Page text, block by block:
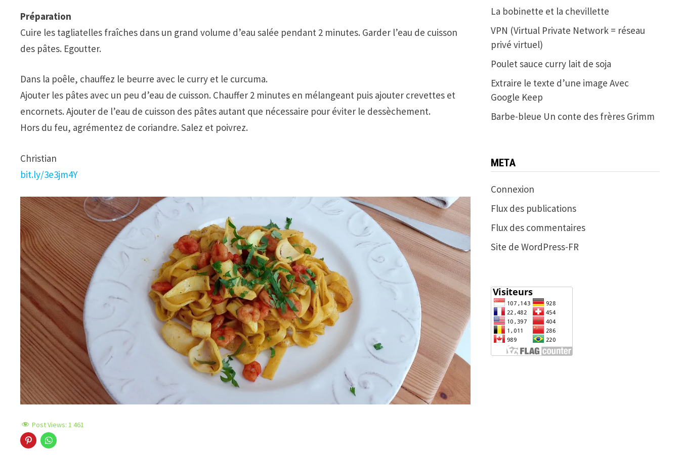
Préparation
Cuire les tagliatelles fraîches dans un grand volume d’eau salée pendant 2 minutes. Garder l’eau de cuisson
des pâtes. Egoutter.
Dans la poêle, chauffez le beurre avec le curry et le curcuma.
Ajouter les pâtes avec un peu d’eau de cuisson. Chauffer 2 minutes en mélangeant puis ajouter crevettes et
encornets. Ajouter de l’eau de cuisson des pâtes autant que nécessaire pour éviter le dessèchement.
Hors du feu, agrémentez de coriandre. Salez et poivrez.
Christian
bit.ly/3e3jm4Y
Post Views: 1 461
La bobinette et la chevillette
VPN (Virtual Private Network = réseau
privé virtuel)
Poulet sauce curry lait de soja
Extraire le texte d’une image Avec
Google Keep
Barbe-bleue Un conte des frères Grimm
META
Connexion
Flux des publications
Flux des commentaires
Site de WordPress-FR